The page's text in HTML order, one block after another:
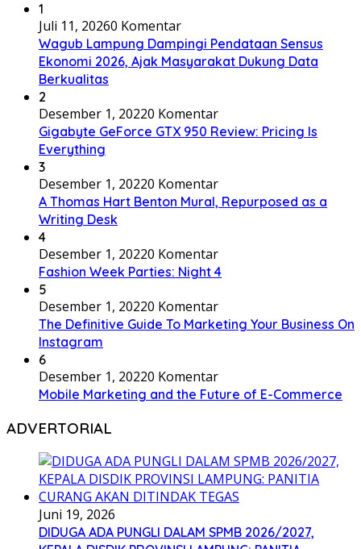
1
Juli 11, 20260 Komentar
Wagub Lampung Dampingi Pendataan Sensus
Ekonomi 2026, Ajak Masyarakat Dukung Data
Berkualitas
2
Desember 1, 20220 Komentar
Gigabyte GeForce GTX 950 Review: Pricing Is
Everything
3
Desember 1, 20220 Komentar
A Thomas Hart Benton Mural, Repurposed as a
Writing Desk
4
Desember 1, 20220 Komentar
Fashion Week Parties: Night 4
5
Desember 1, 20220 Komentar
The Definitive Guide To Marketing Your Business On
Instagram
6
Desember 1, 20220 Komentar
Mobile Marketing and the Future of E-Commerce
ADVERTORIAL
Juni 19, 2026
DIDUGA ADA PUNGLI DALAM SPMB 2026/2027,